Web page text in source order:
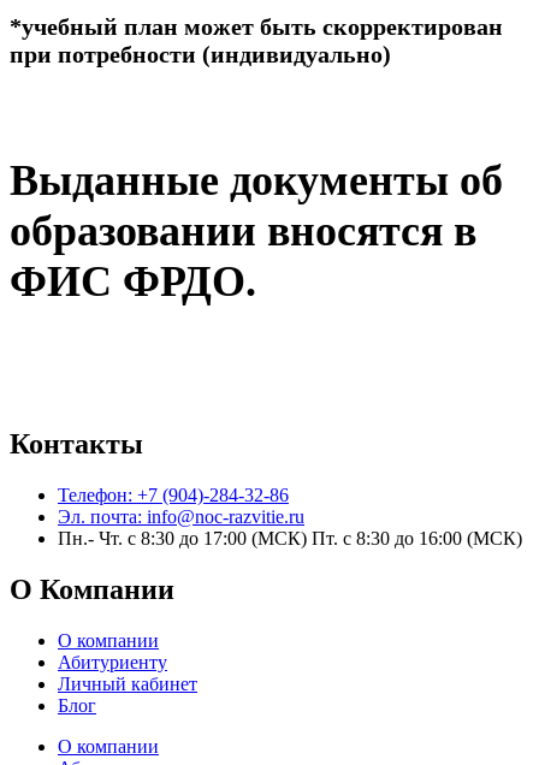
*учебный план может быть скорректирован
при потребности (индивидуально)
Выданные документы об
образовании вносятся в
ФИС ФРДО.
Контакты
Телефон: +7 (904)-284-32-86
Эл. почта: info@noc-razvitie.ru
Пн.- Чт. с 8:30 до 17:00 (МСК) Пт. с 8:30 до 16:00 (МСК)
О Компании
О компании
Абитуриенту
Личный кабинет
Блог
О компании